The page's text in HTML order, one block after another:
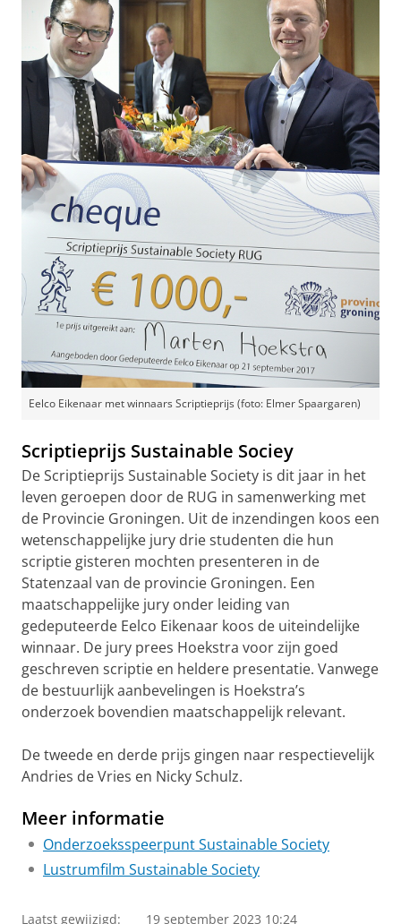
Eelco Eikenaar met winnaars Scriptieprijs (foto: Elmer Spaargaren)
Scriptieprijs Sustainable Sociey
De Scriptieprijs Sustainable Society is dit jaar in het
leven geroepen door de RUG in samenwerking met
de Provincie Groningen. Uit de inzendingen koos een
wetenschappelijke jury drie studenten die hun
scriptie gisteren mochten presenteren in de
Statenzaal van de provincie Groningen. Een
maatschappelijke jury onder leiding van
gedeputeerde Eelco Eikenaar koos de uiteindelijke
winnaar. De jury prees Hoekstra voor zijn goed
geschreven scriptie en heldere presentatie. Vanwege
de bestuurlijk aanbevelingen is Hoekstra’s
onderzoek bovendien maatschappelijk relevant.
De tweede en derde prijs gingen naar respectievelijk
Andries de Vries en Nicky Schulz.
Meer informatie
Onderzoeksspeerpunt Sustainable Society
Lustrumfilm Sustainable Society
Laatst gewijzigd: 19 september 2023 10:24